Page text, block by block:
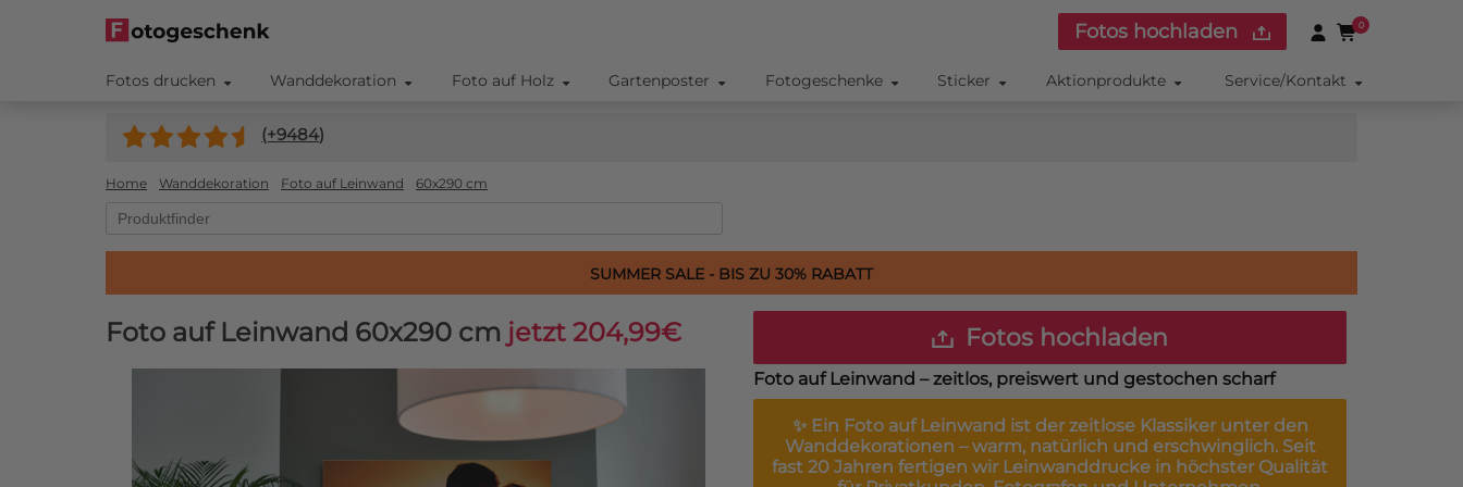
Fotos hochladen 0
Fotos drucken Wanddekoration Foto auf Holz Gartenposter Fotogeschenke Sticker Aktionprodukte Service/Kontakt
(+9484)
Home Wanddekoration Foto auf Leinwand 60x290 cm
SUMMER SALE - BIS ZU 30% RABATT
Foto auf Leinwand 60x290 cm jetzt 204,99€ Fotos hochladen
Foto auf Leinwand – zeitlos, preiswert und gestochen scharf
✨ Ein Foto auf Leinwand ist der zeitlose Klassiker unter den
Wanddekorationen – warm, natürlich und erschwinglich. Seit
fast 20 Jahren fertigen wir Leinwanddrucke in höchster Qualität